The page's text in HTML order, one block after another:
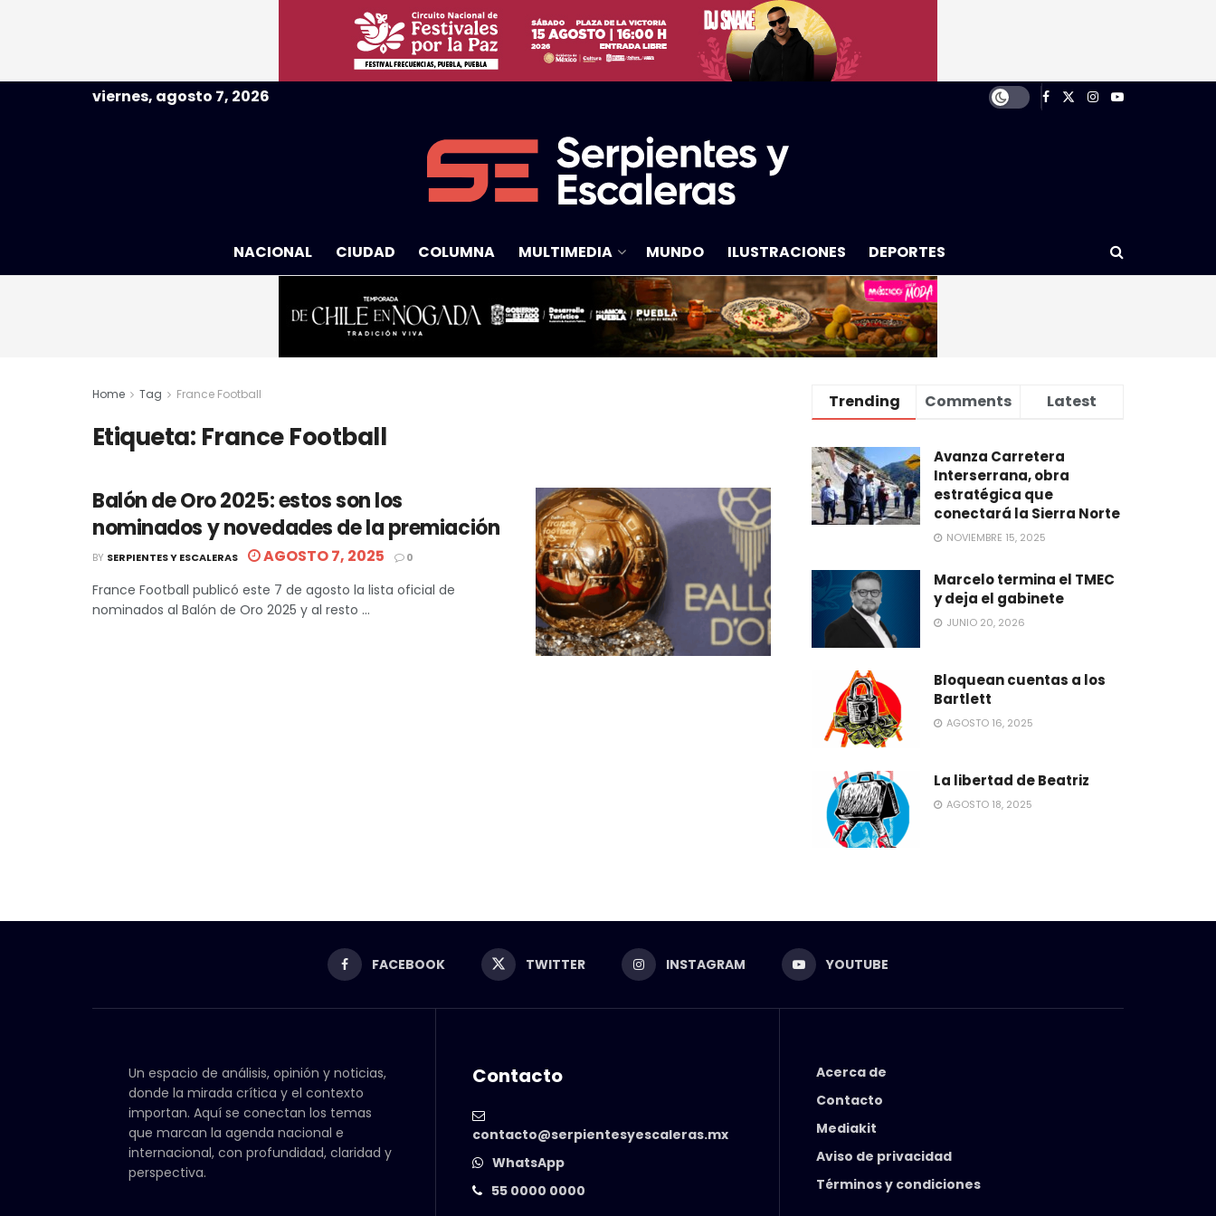
viernes, agosto 7, 2026
NACIONAL CIUDAD COLUMNA MULTIMEDIA MUNDO ILUSTRACIONES DEPORTES
Home Tag France Football
Etiqueta: France Football
Balón de Oro 2025: estos son los
nominados y novedades de la premiación
BY SERPIENTES Y ESCALERAS AGOSTO 7, 2025 0
France Football publicó este 7 de agosto la lista oficial de
nominados al Balón de Oro 2025 y al resto ...
Trending Comments Latest
Avanza Carretera
Interserrana, obra
estratégica que
conectará la Sierra Norte
NOVIEMBRE 15, 2025
Marcelo termina el TMEC
y deja el gabinete
JUNIO 20, 2026
Bloquean cuentas a los
Bartlett
AGOSTO 16, 2025
La libertad de Beatriz
AGOSTO 18, 2025
FACEBOOK TWITTER INSTAGRAM YOUTUBE
Un espacio de análisis, opinión y noticias,
donde la mirada crítica y el contexto
importan. Aquí se conectan los temas
que marcan la agenda nacional e
internacional, con profundidad, claridad y
perspectiva.
Contacto
contacto@serpientesyescaleras.mx
WhatsApp
55 0000 0000
Acerca de
Contacto
Mediakit
Aviso de privacidad
Términos y condiciones